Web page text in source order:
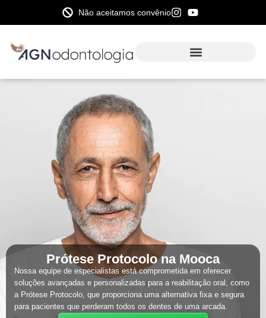
Não aceitamos convênio
Prótese Protocolo na Mooca
Nossa equipe de especialistas está comprometida em oferecer
soluções avançadas e personalizadas para a reabilitação oral, como
a Prótese Protocolo, que proporciona uma alternativa fixa e segura
para pacientes que perderam todos os dentes de uma arcada.